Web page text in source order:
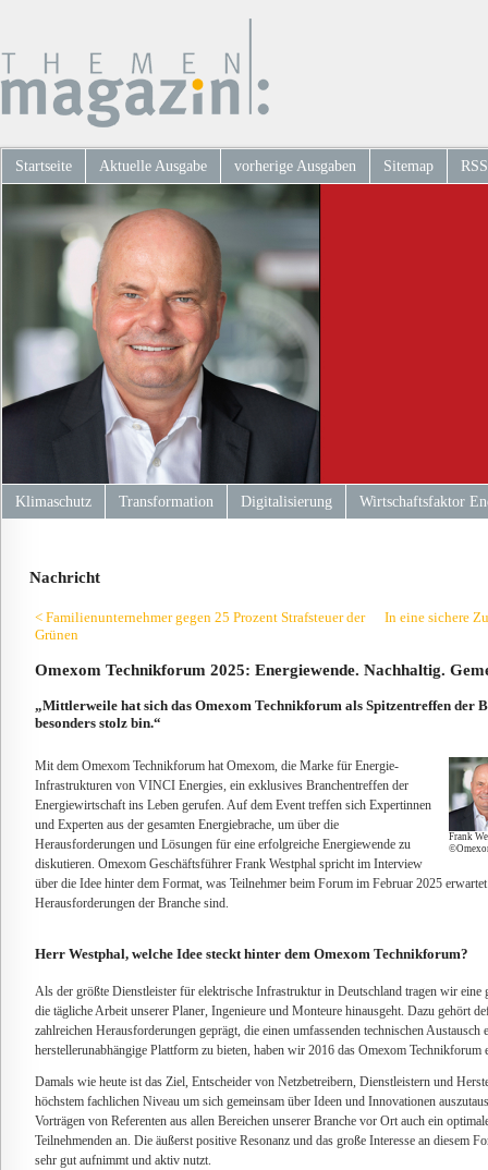
Startseite Aktuelle Ausgabe vorherige Ausgaben Sitemap RSS
Klimaschutz Transformation Digitalisierung Wirtschaftsfaktor
Nachricht
In eine sichere
< Familienunternehmer gegen 25 Prozent Strafsteuer der
Grünen
Omexom Technikforum 2025: Energiewende. Nachhaltig.
„Mittlerweile hat sich das Omexom Technikforum als Spitzentreffen der
besonders stolz bin.“
Frank
Mit dem Omexom Technikforum hat Omexom, die Marke für Energie-
Infrastrukturen von VINCI Energies, ein exklusives Branchentreffen der
Energiewirtschaft ins Leben gerufen. Auf dem Event treffen sich Expertinnen
und Experten aus der gesamten Energiebrache, um über die
Herausforderungen und Lösungen für eine erfolgreiche Energiewende zu
diskutieren. Omexom Geschäftsführer Frank Westphal spricht im Interview
über die Idee hinter dem Format, was Teilnehmer beim Forum im Februar 2025
Herausforderungen der Branche sind.
Herr Westphal, welche Idee steckt hinter dem Omexom Technikforum?
Als der größte Dienstleister für elektrische Infrastruktur in Deutschland tragen wir eine
die tägliche Arbeit unserer Planer, Ingenieure und Monteure hinausgeht. Dazu gehört
zahlreichen Herausforderungen geprägt, die einen umfassenden technischen
herstellerunabhängige Plattform zu bieten, haben wir 2016 das Omexom Technikforum
Damals wie heute ist das Ziel, Entscheider von Netzbetreibern, Dienstleistern und
höchstem fachlichen Niveau um sich gemeinsam über Ideen und Innovationen
Vorträgen von Referenten aus allen Bereichen unserer Branche vor Ort auch ein
Teilnehmenden an. Die äußerst positive Resonanz und das große Interesse an diesem
sehr gut aufnimmt und aktiv nutzt.